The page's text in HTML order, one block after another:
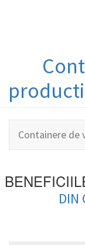
Containere de
DIN